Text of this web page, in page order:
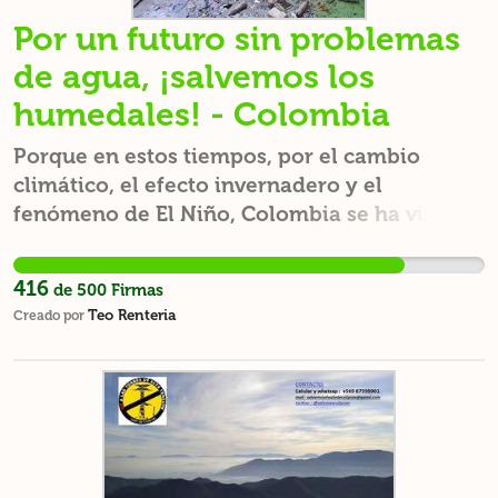
Por un futuro sin problemas
de agua, ¡salvemos los
humedales! - Colombia
Porque en estos tiempos, por el cambio
climático, el efecto invernadero y el
fenómeno de El Niño, Colombia se ha visto
sequía y los principales principales ríos y
ciénagas del país están viviendo los afluentes
más bajos de su historia. Entonces, es ahí
preservación, recuperación y manejo de los
humedales, ya que estos además de ser
depósitos permanentes de agua, sirven de
hábitat para una inmensa biodiversidad
416 de 500 Firmas
Creado por Teo Renteria